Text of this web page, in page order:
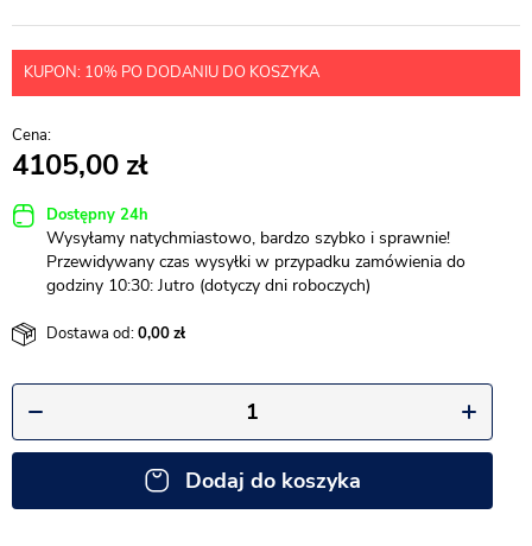
KUPON: 10% PO DODANIU DO KOSZYKA
4105,00
Dostępny 24h
Wysyłamy natychmiastowo, bardzo szybko i sprawnie!
Przewidywany czas wysyłki w przypadku zamówienia do
godziny 10:30: Jutro (dotyczy dni roboczych)
Dostawa od:0,00
Dodaj do koszyka